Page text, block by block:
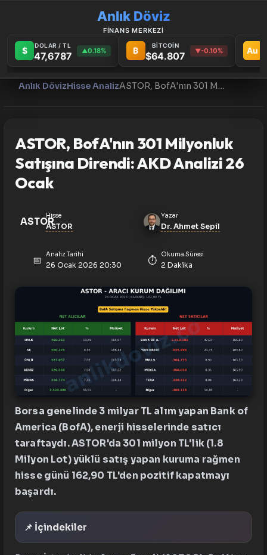
Anlık Döviz
FİNANS MERKEZİ
$ DOLAR / TL
47,6787 ▲0.18% ₿ BİTCOİN
$64.807 ▼-0.10% Au
Anlık DövizHisse Analiz ASTOR, BofA'nın 301 Milyonluk Satışına Direndi: AKD Analizi 26 Ocak
ASTOR, BofA'nın 301 Milyonluk
Satışına Direndi: AKD Analizi 26
Ocak
ASTOR
Hisse
ASTOR
Yazar
Dr. Ahmet Sepil
📅
Analiz Tarihi
26 Ocak 2026 20:30 ⏱️
Okuma Süresi
2 Dakika
Borsa genelinde 3 milyar TL alım yapan Bank of
America (BofA), enerji hisselerinde satıcı
taraftaydı. ASTOR'da 301 milyon TL'lik (1.8
Milyon Lot) yüklü satış yapan kuruma rağmen
hisse günü 162,90 TL'den pozitif kapatmayı
başardı.
📌 İçindekiler